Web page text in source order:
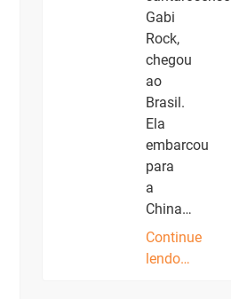
Gabi
Rock,
chegou
ao
Brasil.
Ela
embarcou
para
a
China…
Continue
lendo…